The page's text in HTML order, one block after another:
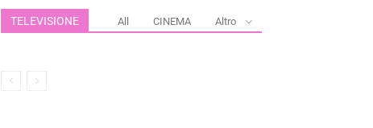
TELEVISIONE All CINEMA Altro